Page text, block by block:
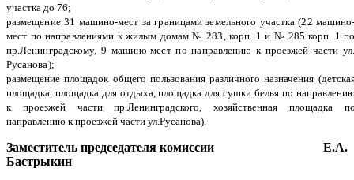
участка до 76;
размещение 31 машино-мест за границами земельного участка (22
мест по направлениями к жилым домам № 283, корп. 1 и № 285 корп. 1
пр.Ленинградскому, 9 машино-мест по направлению к проезжей части
Русанова);
размещение площадок общего пользования различного назначения
площадка, площадка для отдыха, площадка для сушки белья по
к проезжей части пр.Ленинградского, хозяйственная площадка
направлению к проезжей части ул.Русанова).
Заместитель председателя комиссии Е.А.
Бастрыкин